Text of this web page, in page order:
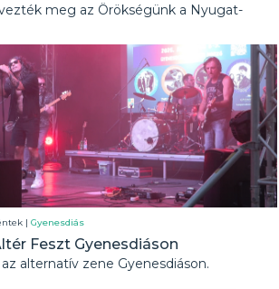
meg az Örökségünk a Nyugat-
|Gyenesdiás
Feszt Gyenesdiáson
alternatív zene Gyenesdiáson.